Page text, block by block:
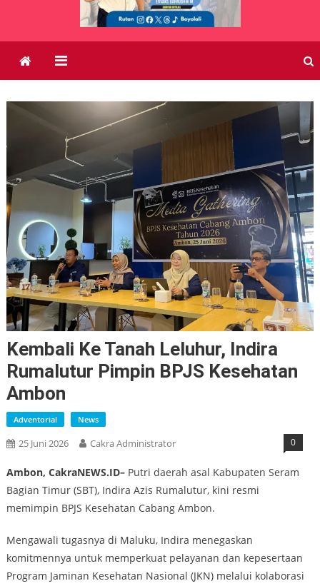
Kembali Ke Tanah Leluhur, Indira
Rumalutur Pimpin BPJS Kesehatan
Ambon
Adventorial News
25 Juni 2026 Cakra Administrator 0
Ambon, CakraNEWS.ID–Putri daerah asal Kabupaten Seram
Bagian Timur (SBT), Indira Azis Rumalutur, kini resmi
memimpin BPJS Kesehatan Cabang Ambon.
Mengawali tugasnya di Maluku, Indira menegaskan
komitmennya untuk memperkuat pelayanan dan kepesertaan
Program Jaminan Kesehatan Nasional (JKN) melalui kolaborasi